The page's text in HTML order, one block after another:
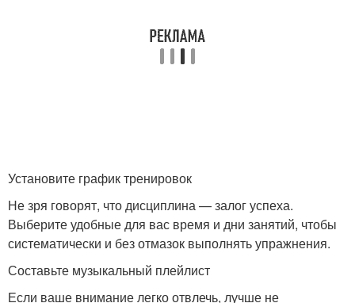
Установите график тренировок
Не зря говорят, что дисциплина — залог успеха.
Выберите удобные для вас время и дни занятий, чтобы
систематически и без отмазок выполнять упражнения.
Составьте музыкальный плейлист
Если ваше внимание легко отвлечь, лучше не